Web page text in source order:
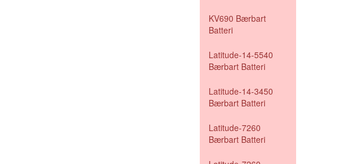
KV690 Bærbart
Batteri
Latitude-14-5540
Bærbart Batteri
Latitude-14-3450
Bærbart Batteri
Latitude-7260
Bærbart Batteri